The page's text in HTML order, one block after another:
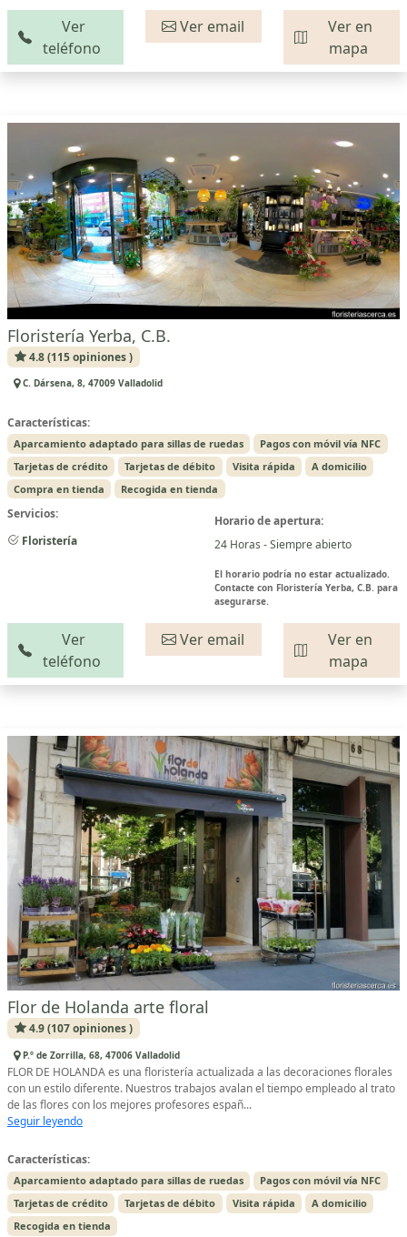
Ver
teléfono
Ver email
Ver en
mapa
Floristería Yerba, C.B.
4.8 (115 opiniones )
C. Dársena, 8, 47009 Valladolid
Características:
Aparcamiento adaptado para sillas de ruedas
Pagos con móvil vía NFC
Tarjetas de crédito
Tarjetas de débito Visita rápida
A domicilio
Compra en tienda
Recogida en tienda
Servicios:
Floristería
Horario de apertura:
24 Horas - Siempre abierto
El horario podría no estar actualizado.
Contacte con Floristería Yerba, C.B. para
asegurarse.
Ver
teléfono
Ver email
Ver en
mapa
Flor de Holanda arte floral
4.9 (107 opiniones )
P.º de Zorrilla, 68, 47006 Valladolid
FLOR DE HOLANDA es una floristería actualizada a las decoraciones florales
con un estilo diferente. Nuestros trabajos avalan el tiempo empleado al trato
de las flores con los mejores profesores españ...
Seguir leyendo
Características:
Aparcamiento adaptado para sillas de ruedas
Pagos con móvil vía NFC
Tarjetas de crédito
Tarjetas de débito Visita rápida
A domicilio
Recogida en tienda